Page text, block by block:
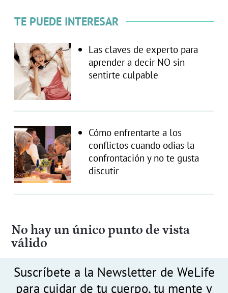
TE PUEDE INTERESAR
Las claves de experto para
aprender a decir NO sin
sentirte culpable
Cómo enfrentarte a los
conflictos cuando odias la
confrontación y no te gusta
discutir
No hay un único punto de vista
válido
Suscríbete a la Newsletter de WeLife
para cuidar de tu cuerpo, tu mente y